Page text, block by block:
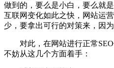
做到的，要么是小白，要么就
互联网变化如此之快，网站运
少，要拿出可行的对策来，因为
对此，在网站进行正常SEO
不妨从这几个方面着手：